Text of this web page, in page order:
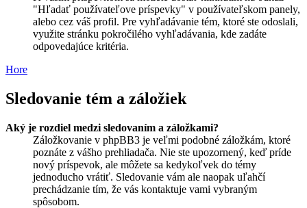
"Hľadať používateľove príspevky" v používateľskom panely,
alebo cez váš profil. Pre vyhľadávanie tém, ktoré ste odoslali,
využite stránku pokročilého vyhľadávania, kde zadáte
odpovedajúce kritéria.
Hore
Sledovanie tém a záložiek
Aký je rozdiel medzi sledovaním a záložkami?
Záložkovanie v phpBB3 je veľmi podobné záložkám, ktoré
poznáte z vášho prehliadača. Nie ste upozornený, keď príde
nový príspevok, ale môžete sa kedykoľvek do témy
jednoducho vrátiť. Sledovanie vám ale naopak uľahčí
prechádzanie tím, že vás kontaktuje vami vybraným
spôsobom.